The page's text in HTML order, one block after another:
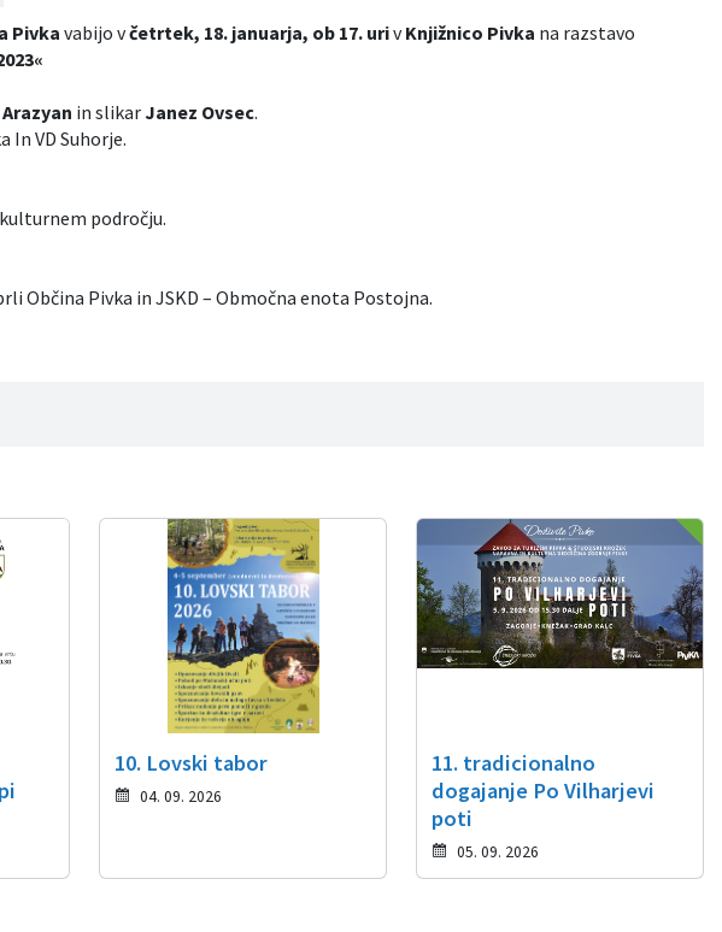
Pivkavabijo včetrtek, 18. januarja, ob 17. urivKnjižnico Pivka na razstavo
in slikarJanez Ovsec.
In VD Suhorje.
področju.
Občina Pivka in JSKD – Območna enota Postojna.
10. Lovski tabor
04. 09. 2026
11. tradicionalno
dogajanje Po Vilharjevi
poti
05. 09. 2026